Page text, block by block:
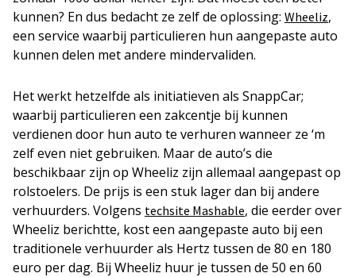
kunnen? En dus bedacht ze zelf de oplossing: Wheeliz,
een service waarbij particulieren hun aangepaste auto
kunnen delen met andere mindervaliden.
Het werkt hetzelfde als initiatieven als SnappCar;
waarbij particulieren een zakcentje bij kunnen
verdienen door hun auto te verhuren wanneer ze ‘m
zelf even niet gebruiken. Maar de auto’s die
beschikbaar zijn op Wheeliz zijn allemaal aangepast op
rolstoelers. De prijs is een stuk lager dan bij andere
verhuurders. Volgens techsite Mashable, die eerder over
Wheeliz berichtte, kost een aangepaste auto bij een
traditionele verhuurder als Hertz tussen de 80 en 180
euro per dag. Bij Wheeliz huur je tussen de 50 en 60